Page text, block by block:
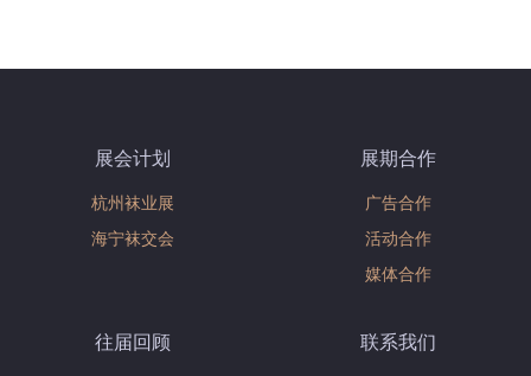
展会计划
杭州袜业展
海宁袜交会
展期合作
广告合作
活动合作
媒体合作
往届回顾 联系我们